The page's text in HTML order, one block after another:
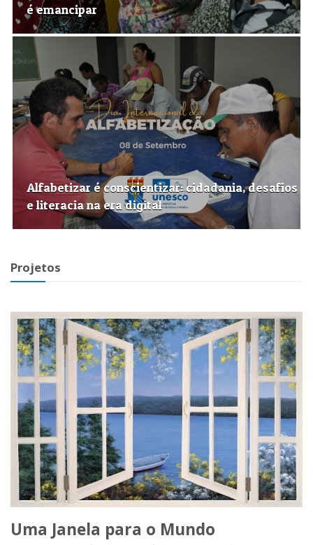
é emancipar
Alfabetizar é conscientizar: cidadania, desafios
e literacia na era digital
Projetos
Uma Janela para o Mundo